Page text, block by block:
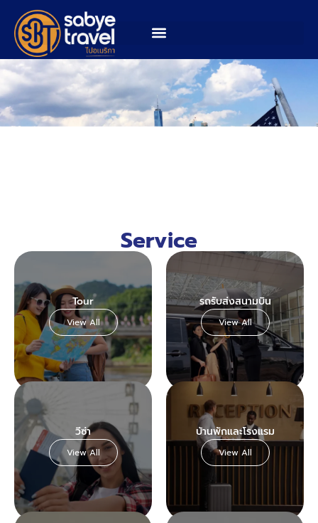
Service
Tour
View All
รถรับส่งสนามบิน
View All
วีซ่า
View All
บ้านพักและโรงแรม
View All